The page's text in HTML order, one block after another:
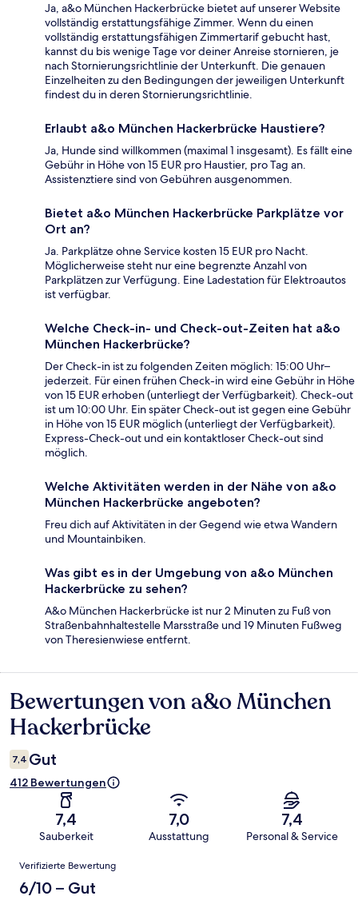
Ja, a&o München Hackerbrücke bietet auf unserer Website
vollständig erstattungsfähige Zimmer. Wenn du einen
vollständig erstattungsfähigen Zimmertarif gebucht hast,
kannst du bis wenige Tage vor deiner Anreise stornieren, je
nach Stornierungsrichtlinie der Unterkunft. Die genauen
Einzelheiten zu den Bedingungen der jeweiligen Unterkunft
findest du in deren Stornierungsrichtlinie.
Erlaubt a&o München Hackerbrücke Haustiere?
Ja, Hunde sind willkommen (maximal 1 insgesamt). Es fällt eine
Gebühr in Höhe von 15 EUR pro Haustier, pro Tag an.
Assistenztiere sind von Gebühren ausgenommen.
Bietet a&o München Hackerbrücke Parkplätze vor
Ort an?
Ja. Parkplätze ohne Service kosten 15 EUR pro Nacht.
Möglicherweise steht nur eine begrenzte Anzahl von
Parkplätzen zur Verfügung. Eine Ladestation für Elektroautos
ist verfügbar.
Welche Check-in- und Check-out-Zeiten hat a&o
München Hackerbrücke?
Der Check-in ist zu folgenden Zeiten möglich: 15:00 Uhr–
jederzeit. Für einen frühen Check-in wird eine Gebühr in Höhe
von 15 EUR erhoben (unterliegt der Verfügbarkeit). Check-out
ist um 10:00 Uhr. Ein später Check-out ist gegen eine Gebühr
in Höhe von 15 EUR möglich (unterliegt der Verfügbarkeit).
Express-Check-out und ein kontaktloser Check-out sind
möglich.
Welche Aktivitäten werden in der Nähe von a&o
München Hackerbrücke angeboten?
Freu dich auf Aktivitäten in der Gegend wie etwa Wandern
und Mountainbiken.
Was gibt es in der Umgebung von a&o München
Hackerbrücke zu sehen?
A&o München Hackerbrücke ist nur 2 Minuten zu Fuß von
Straßenbahnhaltestelle Marsstraße und 19 Minuten Fußweg
von Theresienwiese entfernt.
Bewertungen
Bewertungen von a&o München
Hackerbrücke
7,4 Gut
412 Bewertungen
7,4
Sauberkeit
7,0
Ausstattung
7,4
Personal & Service
Bewertungen
Verifizierte Bewertung
6/10 – Gut